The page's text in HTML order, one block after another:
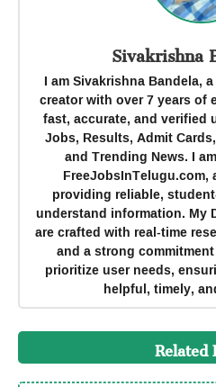
Sivakrishna
I am Sivakrishna Bandela,
creator with over 7 years
fast, accurate, and verified
Jobs, Results, Admit
and Trending News. I
providing reliable,
understand information. My
are crafted with real-time
and a strong
prioritize user needs,
helpful, timely,
Related